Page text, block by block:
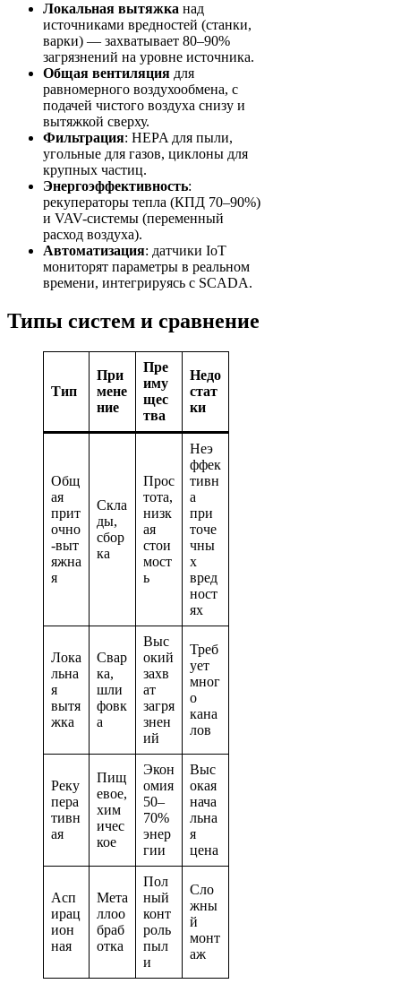
Локальная вытяжка над
источниками вредностей (станки,
варки) — захватывает 80–90%
загрязнений на уровне источника.
Общая вентиляция для
равномерного воздухообмена, с
подачей чистого воздуха снизу и
вытяжкой сверху.
Фильтрация: HEPA для пыли,
угольные для газов, циклоны для
крупных частиц.
Энергоэффективность:
рекуператоры тепла (КПД 70–90%)
и VAV-системы (переменный
расход воздуха).
Автоматизация: датчики IoT
мониторят параметры в реальном
времени, интегрируясь с SCADA.
Типы систем и сравнение
Тип
При
мене
ние
Пре
иму
щес
тва
Недо
стат
ки
Общ
ая
прит
очно
-выт
яжна
я
Скла
ды,
сбор
ка
Прос
тота,
низк
ая
стои
мост
ь
Неэ
ффек
тивн
а
при
точе
чны
х
вред
ност
ях
Лока
льна
я
вытя
жка
Свар
ка,
шли
фовк
а
Выс
окий
захв
ат
загря
знен
ий
Треб
ует
мног
о
кана
лов
Реку
пера
тивн
ая
Пищ
евое,
хим
ичес
кое
Экон
омия
50–
70%
энер
гии
Выс
окая
нача
льна
я
цена
Асп
ирац
ион
ная
Мета
ллоо
браб
отка
Пол
ный
конт
роль
пыл
и
Сло
жны
й
монт
аж